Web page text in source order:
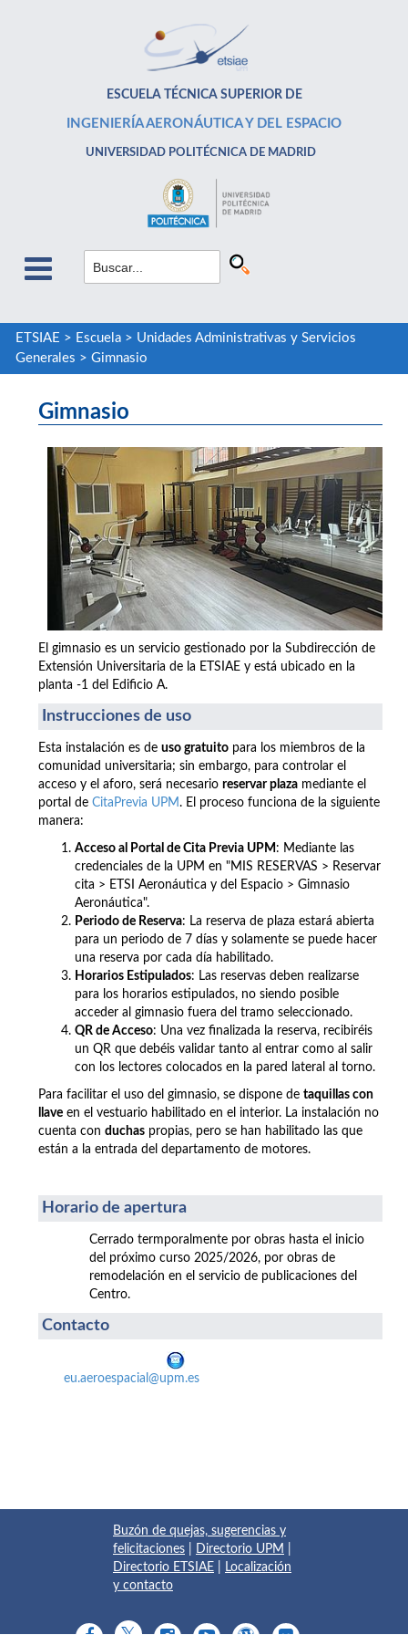
ESCUELA TÉCNICA SUPERIOR DE
INGENIERÍA AERONÁUTICA Y DEL ESPACIO
UNIVERSIDAD POLITÉCNICA DE MADRID
ETSIAE > Escuela> Unidades Administrativas y Servicios
Generales > Gimnasio
Gimnasio
El gimnasio es un servicio gestionado por la Subdirección de
Extensión Universitaria de la ETSIAE y está ubicado en la
planta -1 del Edificio A.
Instrucciones de uso
Esta instalación es de uso gratuito para los miembros de la
comunidad universitaria; sin embargo, para controlar el
acceso y el aforo, será necesario reservar plaza mediante el
portal de CitaPrevia UPM. El proceso funciona de la siguiente
manera:
Acceso al Portal de Cita Previa UPM : Mediante las
credenciales de la UPM en "MIS RESERVAS > Reservar
cita > ETSI Aeronáutica y del Espacio > Gimnasio
Aeronáutica".
Periodo de Reserva: La reserva de plaza estará abierta
para un periodo de 7 días y solamente se puede hacer
una reserva por cada día habilitado.
Horarios Estipulados: Las reservas deben realizarse
para los horarios estipulados, no siendo posible
acceder al gimnasio fuera del tramo seleccionado.
QR de Acceso: Una vez finalizada la reserva, recibiréis
un QR que debéis validar tanto al entrar como al salir
con los lectores colocados en la pared lateral al torno.
Para facilitar el uso del gimnasio, se dispone de taquillas con
llave en el vestuario habilitado en el interior. La instalación no
cuenta con duchas propias, pero se han habilitado las que
están a la entrada del departamento de motores.
Horario de apertura
Cerrado termporalmente por obras hasta el inicio
del próximo curso 2025/2026, por obras de
remodelación en el servicio de publicaciones del
Centro.
Contacto
eu.aeroespacial@upm.es
Buzón de quejas, sugerencias y
felicitaciones
Directorio UPM
Directorio ETSIAE
Localización
y contacto